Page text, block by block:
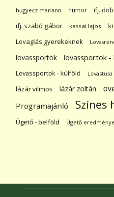
hugyecz mariann humor ifj.
ifj. szabó gábor kassai lajos
Lovaglás gyerekeknek
lovassportok lovassportok -
Lovassportok - külföld
lázár vilmos lázár zoltán
Programajánló Színes
Ügető - belföld Ügető